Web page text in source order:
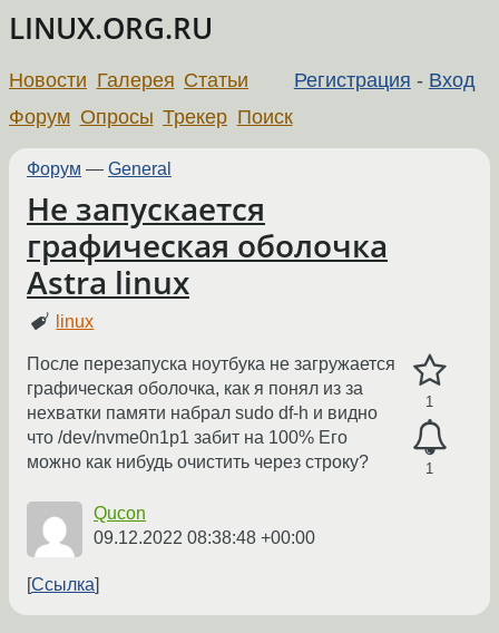
LINUX.ORG.RU
Регистрация - Вход
Новости Галерея Статьи
Форум Опросы Трекер Поиск
Форум — General
Не запускается
графическая оболочка
Astra linux
linux
1
1
После перезапуска ноутбука не загружается
графическая оболочка, как я понял из за
нехватки памяти набрал sudo df-h и видно
что /dev/nvme0n1p1 забит на 100% Его
можно как нибудь очистить через строку?
Qucon
09.12.2022 08:38:48 +00:00
Ссылка